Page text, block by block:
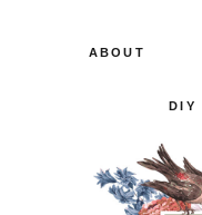
ABOUT
DIY